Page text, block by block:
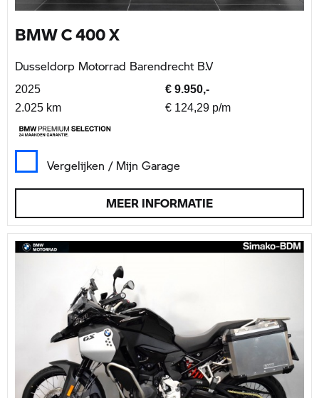
BMW C 400 X
Dusseldorp Motorrad Barendrecht B.V
2025
€ 9.950,-
2.025 km
€ 124,29 p/m
Vergelijken / Mijn Garage
MEER INFORMATIE